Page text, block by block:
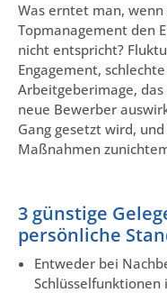
Was erntet man,
Topmanagement den
nicht entspricht?
Engagement,
Arbeitgeberimage,
neue Bewerber
Gang gesetzt wird,
Maßnahmen
3 günstige
persönliche
Entweder bei
Schlüsselfunktionen